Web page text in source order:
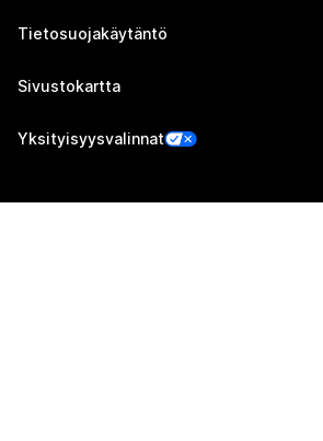
Tietosuojakäytäntö
Sivustokartta
Yksityisyysvalinnat